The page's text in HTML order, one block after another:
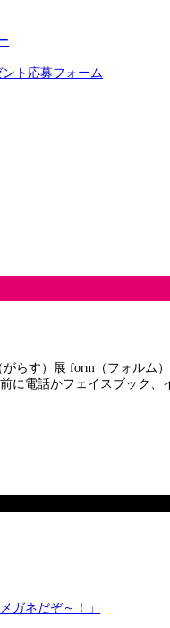
ント応募フォーム
らす）展 form（フォルム
に電話かフェイスブック、
ガネだぞ～！」